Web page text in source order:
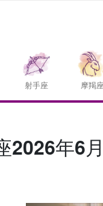
射手座 摩羯
2026年6